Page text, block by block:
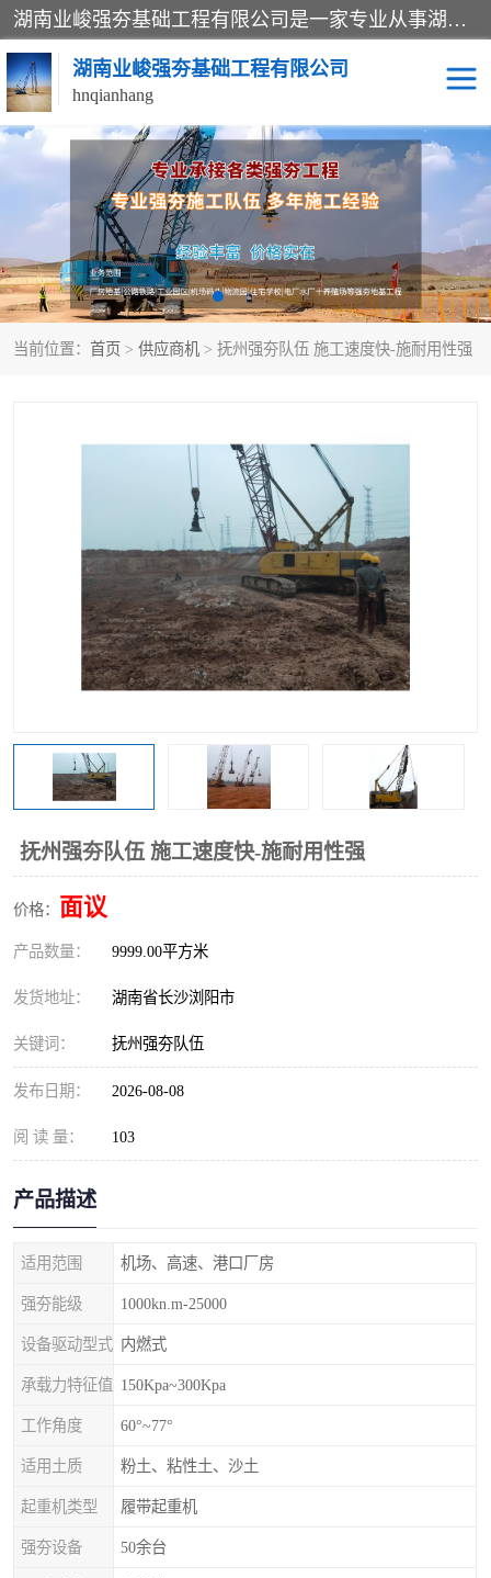
湖南业峻强夯基础工程有限公司是一家专业从事湖南强夯基础工程、强夯机租赁，地基处理的施工单位。业务覆盖：湖南、广东，江西等地。可承接1000KN.m-25000KN.m强夯（置换）工程。公司创始人是国内较早期从事强夯施工的建设者，经过多年的一步一个脚印的发展，在行业内具有较高的度和良好的口碑。
湖南业峻强夯基础工程有限公司
hnqianhang
当前位置： 首页 > 供应商机 > 抚州强夯队伍 施工速度快-施耐用性强
抚州强夯队伍 施工速度快-施耐用性强
价格： 面议
产品数量： 9999.00平方米
发货地址： 湖南省长沙浏阳市
关键词： 抚州强夯队伍
发布日期： 2026-08-08
阅 读 量： 103
产品描述
适用范围 机场、高速、港口厂房
强夯能级 1000kn.m-25000
设备驱动型式 内燃式
承载力特征值 150Kpa~300Kpa
工作角度 60°~77°
适用土质 粉土、粘性土、沙土
起重机类型 履带起重机
强夯设备 50余台
强夯施工案例 强夯机租赁
强夯施工工程 强夯施工队伍
强夯队伍